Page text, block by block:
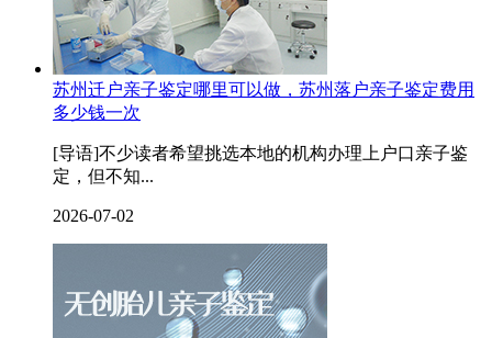
苏州迁户亲子鉴定哪里可以做，苏州落户亲子鉴定费用
多少钱一次
[导语]不少读者希望挑选本地的机构办理上户口亲子鉴
定，但不知...
2026-07-02